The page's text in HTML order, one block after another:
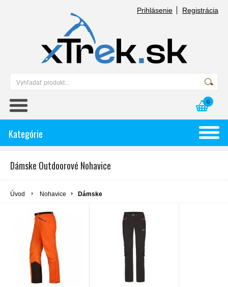
Prihlásenie Registrácia
0
Kategórie
Dámske Outdoorové Nohavice
Úvod Nohavice Dámske